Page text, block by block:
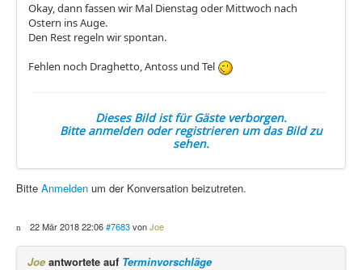
Okay, dann fassen wir Mal Dienstag oder Mittwoch nach
Ostern ins Auge.
Den Rest regeln wir spontan.
Fehlen noch Draghetto, Antoss und Tel
Dieses Bild ist für Gäste verborgen.
Bitte anmelden oder registrieren um das Bild zu
sehen.
Bitte Anmelden um der Konversation beizutreten.
22 Mär 2018 22:06#7683vonJoe
Joe antwortete auf Terminvorschläge